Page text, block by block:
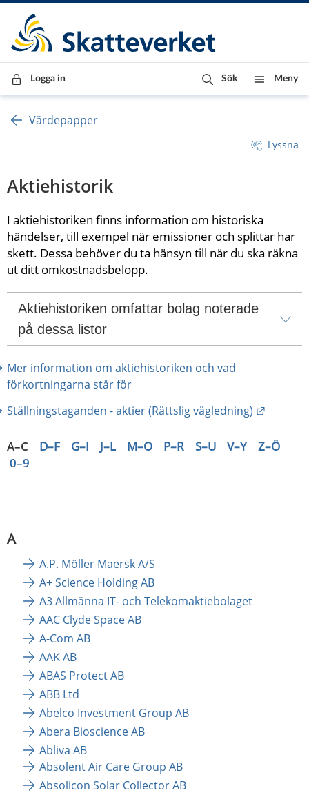
Till innehåll
Till navigationen
Till chattrobot
Logga in Sök Meny
Värdepapper
Lyssna
Aktiehistorik
I aktiehistoriken finns information om historiska
händelser, till exempel när emissioner och splittar har
skett. Dessa behöver du ta hänsyn till när du ska räkna
ut ditt omkostnadsbelopp.
Aktiehistoriken omfattar bolag noterade
på dessa listor
Mer information om aktiehistoriken och vad
förkortningarna står för
Ställningstaganden - aktier (Rättslig vägledning)
A–C D–F G–I J–L M–O P–R S–U V–Y
Z–Ö
0–9
A
A.P. Möller Maersk A/S
A+ Science Holding AB
A3 Allmänna IT- och Telekomaktiebolaget
AAC Clyde Space AB
A-Com AB
AAK AB
ABAS Protect AB
ABB Ltd
Abelco Investment Group AB
Abera Bioscience AB
Abliva AB
Absolent Air Care Group AB
Absolicon Solar Collector AB